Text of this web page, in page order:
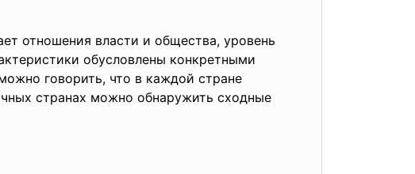
отношения власти и общества, уровень
обусловлены конкретными
говорить, что в каждой стране
странах можно обнаружить сходные